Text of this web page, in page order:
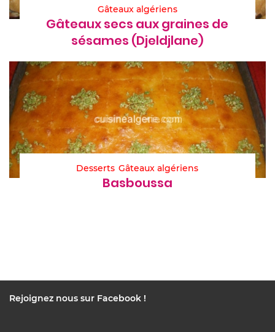
Gâteaux algériens
Gâteaux secs aux graines de
sésames (Djeldjlane)
Desserts Gâteaux algériens
Basboussa
Rejoignez nous sur Facebook !